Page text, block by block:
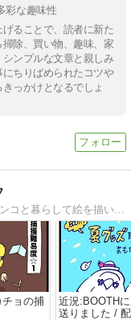
彩な趣味性
ることで、読者に新た
除、買い物、趣味、家
ンプルな文章と親しみ
ちりばめられたコツや
っかけとなるでしょ
チョの捕
近況:BOOTH
送りました /